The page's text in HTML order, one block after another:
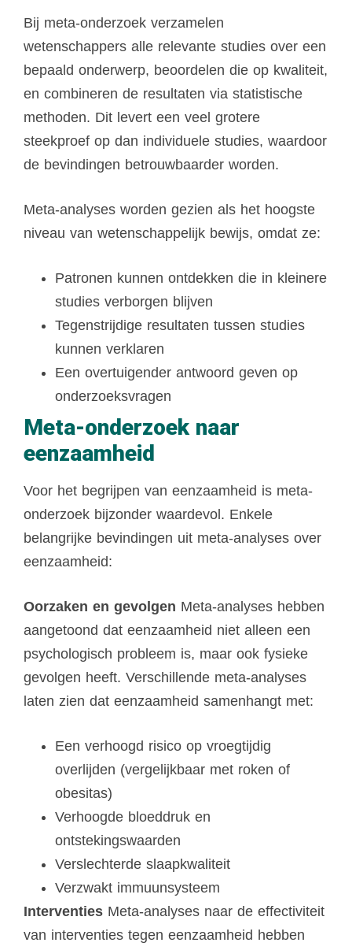
Bij meta-onderzoek verzamelen
wetenschappers alle relevante studies over een
bepaald onderwerp, beoordelen die op kwaliteit,
en combineren de resultaten via statistische
methoden. Dit levert een veel grotere
steekproef op dan individuele studies, waardoor
de bevindingen betrouwbaarder worden.
Meta-analyses worden gezien als het hoogste
niveau van wetenschappelijk bewijs, omdat ze:
Patronen kunnen ontdekken die in kleinere
studies verborgen blijven
Tegenstrijdige resultaten tussen studies
kunnen verklaren
Een overtuigender antwoord geven op
onderzoeksvragen
Meta-onderzoek naar
eenzaamheid
Voor het begrijpen van eenzaamheid is meta-
onderzoek bijzonder waardevol. Enkele
belangrijke bevindingen uit meta-analyses over
eenzaamheid:
Oorzaken en gevolgen Meta-analyses hebben
aangetoond dat eenzaamheid niet alleen een
psychologisch probleem is, maar ook fysieke
gevolgen heeft. Verschillende meta-analyses
laten zien dat eenzaamheid samenhangt met:
Een verhoogd risico op vroegtijdig
overlijden (vergelijkbaar met roken of
obesitas)
Verhoogde bloeddruk en
ontstekingswaarden
Verslechterde slaapkwaliteit
Verzwakt immuunsysteem
Interventies Meta-analyses naar de effectiviteit
van interventies tegen eenzaamheid hebben